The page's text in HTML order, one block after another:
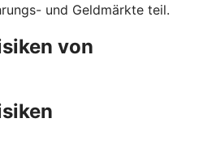
und Geldmärkte teil.
von